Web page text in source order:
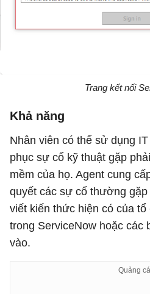
Trang kết nối
Khả năng
Nhân viên có thể sử dụng
phục sự cố kỹ thuật gặp
mềm của họ. Agent cung
quyết các sự cố thường
viết kiến ​​thức hiện có của
trong ServiceNow hoặc các
vào.